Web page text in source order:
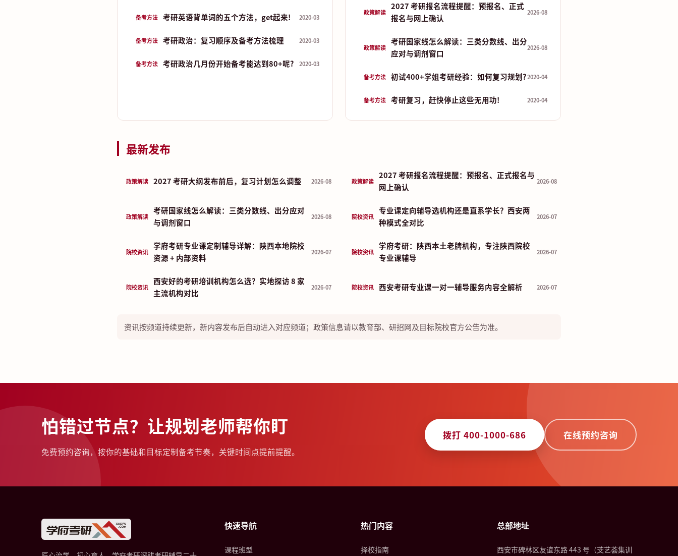
备考方法 考研英语背单词的五个方法，get起来! 2020-03
备考方法 考研政治：复习顺序及备考方法梳理 2020-03
备考方法 考研政治几月份开始备考能达到80+呢? 2020-03
政策解读
2027 考研报名流程提醒：预报名、正式
报名与网上确认
2026-08
政策解读
考研国家线怎么解读：三类分数线、出分
应对与调剂窗口
2026-08
备考方法 初试400+学姐考研经验：如何复习规划?2020-04
备考方法 考研复习，赶快停止这些无用功! 2020-04
最新发布
政策解读 2027 考研大纲发布前后，复习计划怎么调整 2026-08 政策解读
2027 考研报名流程提醒：预报名、正式报名与
网上确认
2026-08
政策解读
考研国家线怎么解读：三类分数线、出分应对
与调剂窗口
2026-08 院校资讯
专业课定向辅导选机构还是直系学长？西安两
种模式全对比
2026-07
院校资讯
学府考研专业课定制辅导详解：陕西本地院校
资源 + 内部资料
2026-07 院校资讯
学府考研：陕西本土老牌机构，专注陕西院校
专业课辅导
2026-07
院校资讯
西安好的考研培训机构怎么选？实地探访 8 家
主流机构对比
2026-07 院校资讯 西安考研专业课一对一辅导服务内容全解析 2026-07
资讯按频道持续更新，新内容发布后自动进入对应频道；政策信息请以教育部、研招网及目标院校官方公告为准。
怕错过节点？让规划老师帮你盯
免费预约咨询，按你的基础和目标定制备考节奏，关键时间点提前提醒。
拨打 400-1000-686 在线预约咨询
快速导航
课程班型
热门内容
择校指南
总部地址
西安市碑林区友谊东路 443 号（芠艺荟集训